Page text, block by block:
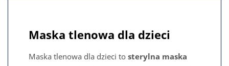
Maska tlenowa dla dzieci
Maska tlenowa dla dzieci to sterylna maska